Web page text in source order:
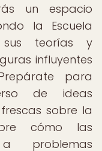
un espacio
la Escuela
sus teorías y
influyentes
para
de ideas
sobre la
cómo las
a problemas